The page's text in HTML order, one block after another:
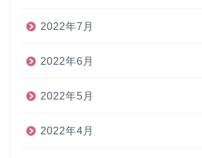
2022年7月
2022年6月
2022年5月
2022年4月